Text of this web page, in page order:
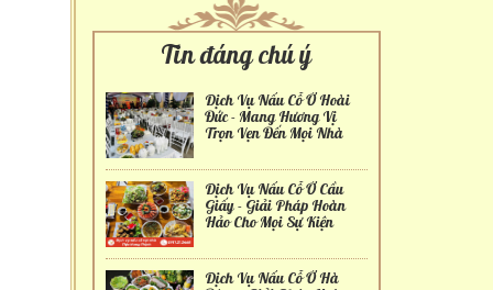
Tin đáng chú ý
Dịch Vụ Nấu Cỗ Ở Hoài
Đức - Mang Hương Vị
Trọn Vẹn Đến Mọi Nhà
Dịch Vụ Nấu Cỗ Ở Cầu
Giấy - Giải Pháp Hoàn
Hảo Cho Mọi Sự Kiện
Dịch Vụ Nấu Cỗ Ở Hà